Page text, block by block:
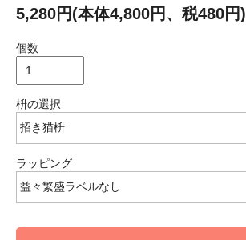
5,280円(本体4,800円、税480円)
個数
枡の選択
ラッピング